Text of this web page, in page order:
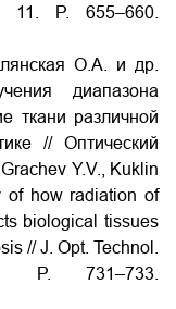
P. 655–660.
О.А. и др.
диапазона
ткани различной
// Оптический
Y.V., Kuklin
of how radiation of
biological tissues
// J. Opt. Technol.
731–733.